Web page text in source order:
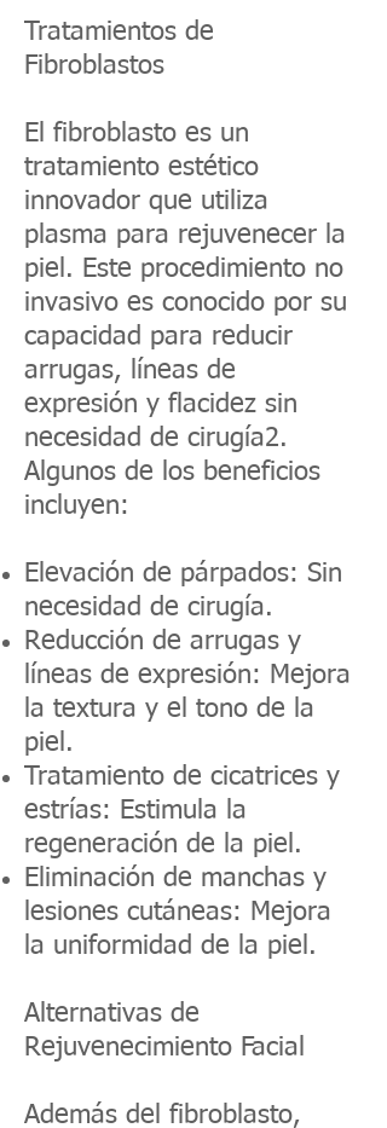
Tratamientos de
Fibroblastos
El fibroblasto es un
tratamiento estético
innovador que utiliza
plasma para rejuvenecer la
piel. Este procedimiento no
invasivo es conocido por su
capacidad para reducir
arrugas, líneas de
expresión y flacidez sin
necesidad de cirugía2.
Algunos de los beneficios
incluyen:
Elevación de párpados: Sin
necesidad de cirugía.
Reducción de arrugas y
líneas de expresión: Mejora
la textura y el tono de la
piel.
Tratamiento de cicatrices y
estrías: Estimula la
regeneración de la piel.
Eliminación de manchas y
lesiones cutáneas: Mejora
la uniformidad de la piel.
Alternativas de
Rejuvenecimiento Facial
Además del fibroblasto,